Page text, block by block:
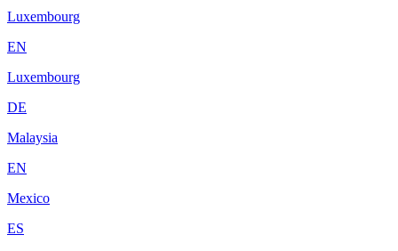
Luxembourg
EN
Luxembourg
DE
Malaysia
EN
Mexico
ES